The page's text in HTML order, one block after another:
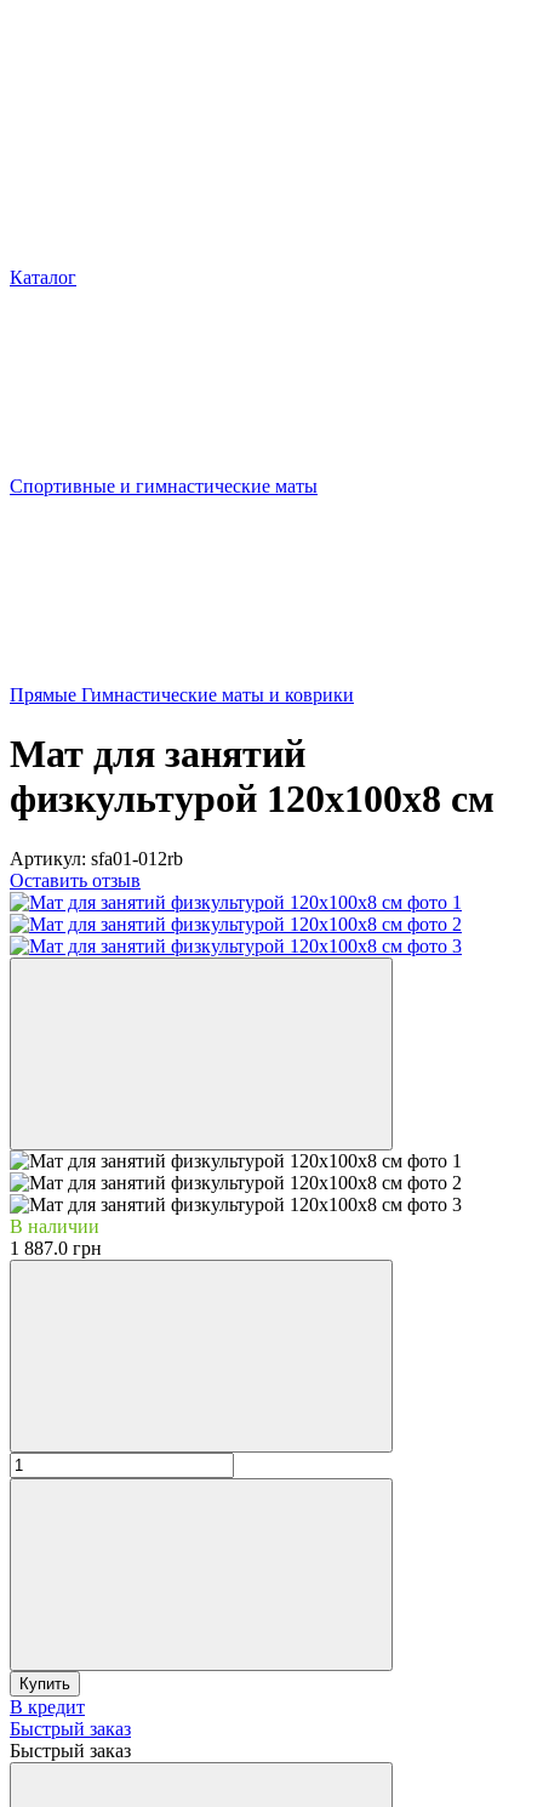
Каталог
Спортивные и гимнастические маты
Прямые Гимнастические маты и коврики
Мат для занятий
физкультурой 120х100х8 см
Артикул: sfa01-012rb
Оставить отзыв
В наличии
1 887.0 грн
Купить
В кредит
Быстрый заказ
Быстрый заказ